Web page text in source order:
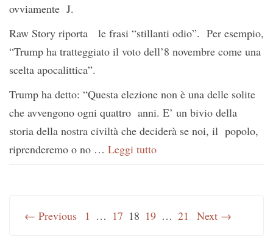
ovviamente J.
Raw Story riporta le frasi “stillanti odio”. Per esempio,
“Trump ha tratteggiato il voto dell’8 novembre come una
scelta apocalittica”.
Trump ha detto: “Questa elezione non è una delle solite
che avvengono ogni quattro anni. E’ un bivio della
storia della nostra civiltà che deciderà se noi, il popolo,
riprenderemo o no … Leggi tutto
← Previous 1 … 17 18 19 … 21 Next →